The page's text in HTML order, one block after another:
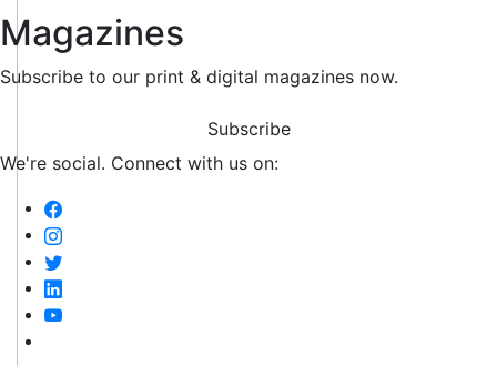
Magazines
Subscribe to our print & digital magazines now.
Subscribe
We're social. Connect with us on: